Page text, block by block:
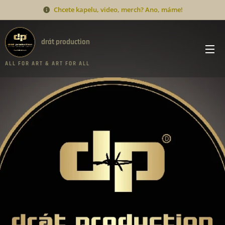
Chcete kapelu, video, merch? Ano, máme!
drát production
A L L F O R A R T & A R T F O R A L L